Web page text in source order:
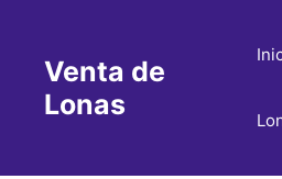
contenidoVenta de
Lonas